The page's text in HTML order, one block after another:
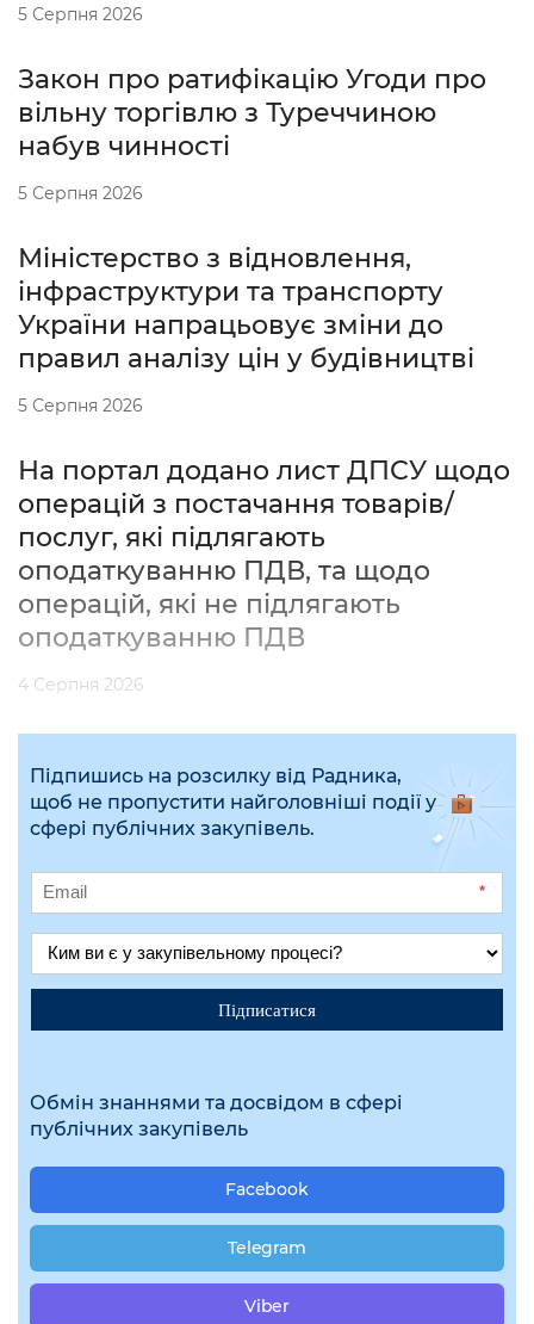
5 Серпня 2026
Закон про ратифікацію Угоди про
вільну торгівлю з Туреччиною
набув чинності
5 Серпня 2026
Міністерство з відновлення,
інфраструктури та транспорту
України напрацьовує зміни до
правил аналізу цін у будівництві
5 Серпня 2026
На портал додано лист ДПСУ щодо
операцій з постачання товарів/
послуг, які підлягають
оподаткуванню ПДВ, та щодо
операцій, які не підлягають
оподаткуванню ПДВ
4 Серпня 2026
Підпишись на розсилку від Радника,
щоб не пропустити найголовніші події у
сфері публічних закупівель.
*
Підписатися
Обмін знаннями та досвідом в сфері
публічних закупівель
Facebook
Telegram
Viber